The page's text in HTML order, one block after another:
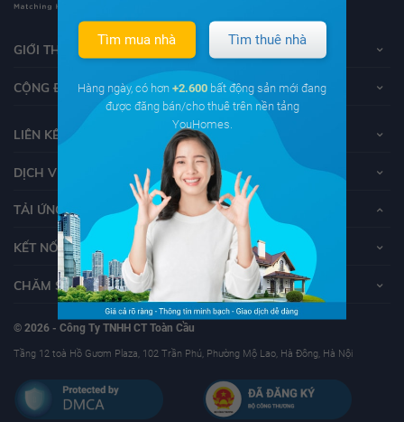
GIỚI THIỆU VỀ YOUHOMES
CỘNG ĐỒNG YOUHOMERS
LIÊN KẾT
DỊCH VỤ KHÁCH HÀNG
TẢI ỨNG DỤNG YOUHOMES
KẾT NỐI VỚI YOUHOMES
CHĂM SÓC KHÁCH HÀNG
© 2026 - Công Ty TNHH CT Toàn Cầu
Tầng 12 toà Hồ Gươm Plaza, 102 Trần Phú, Phường Mộ Lao, Hà Đông, Hà Nội
Tìm mua nhà Tìm thuê nhà
Hàng ngày, có hơn +2.600 bất động sản mới đang
được đăng bán/cho thuê trên nền tảng
YouHomes.